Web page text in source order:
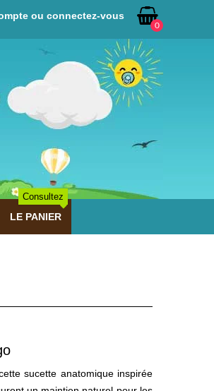
0
ou connectez-vous
LE PANIER
Consultez
sucette anatomique inspirée